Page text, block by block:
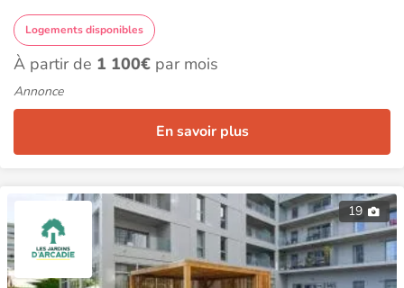
Logements disponibles
À partir de 1 100€ par mois
Annonce
En savoir plus
19